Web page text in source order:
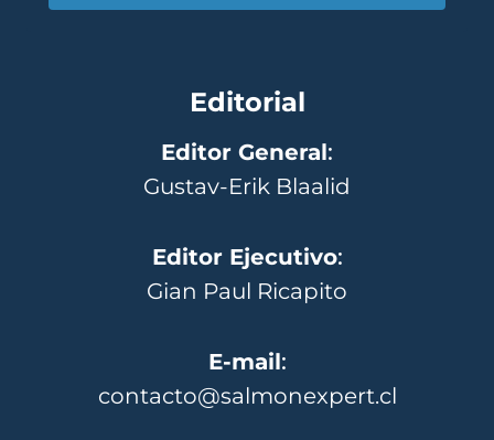
Editorial
Editor General:
Gustav-Erik Blaalid
Editor Ejecutivo:
Gian Paul Ricapito
E-mail:
contacto@salmonexpert.cl